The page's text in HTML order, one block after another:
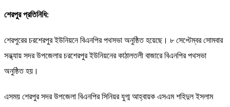
শেরপুর প্রতিনিধি:
শেরপুরের চরশেরপুর ইউনিয়নে বিএনপির পথসভা অনুষ্ঠিত হয়েছে। ৮ সেপ্টেম্বর সোমবার
সন্ধ্যায় সদর উপজেলার চরশেরপুর ইউনিয়নের কাঠালতলী বাজারে বিএনপির পথসভা
অনুষ্ঠিত হয়।
এসময় শেরপুর সদর উপজেলা বিএনপির সিনিয়র যুগ্ম আহ্বায়ক এসএম শহিদুল ইসলাম